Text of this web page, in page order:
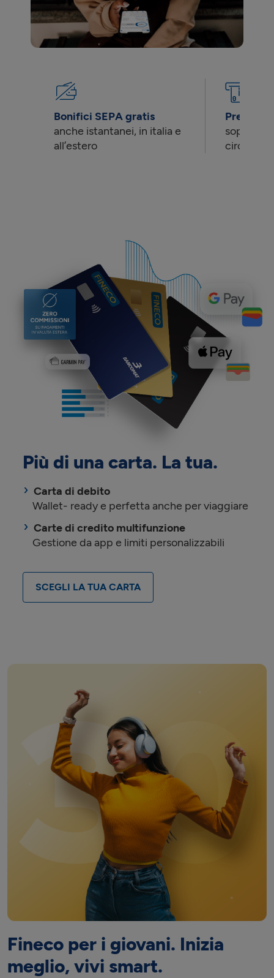
Bonifici SEPA gratis
anche istantanei, in italia e
all’estero
Prelievi
sopra
circuito
Più di una carta. La tua.
Carta di debito
Wallet- ready e perfetta anche per viaggiare
Carte di credito multifunzione
Gestione da app e limiti personalizzabili
SCEGLI LA TUA CARTA
Fineco per i giovani. Inizia
meglio, vivi smart.